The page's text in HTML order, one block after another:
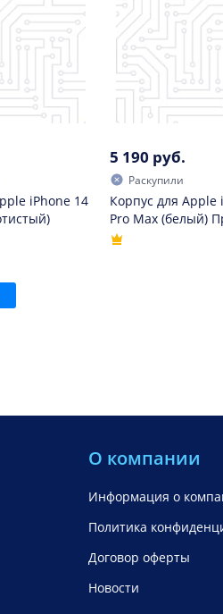
iPhone 14
5 190 руб.
Раскупили
Корпус для Apple
Pro Max (белый)
О компании
Информация о
Политика
Договор оферты
Новости